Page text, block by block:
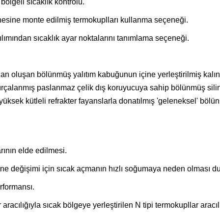
sıcaklık kontrolü.
monte edilmiş termokuplları kullanma seçeneği.
sıcaklık ayar noktalarını tanımlama seçeneği.
oluşan bölünmüş yalıtım kabuğunun içine yerleştirilmiş
paslanmaz çelik dış koruyucuya sahip bölünmüş
kütleli refrakter fayanslarla donatılmış 'geleneksel'
elde edilmesi.
değişimi için sıcak açmanın hızlı soğumaya neden olması
sıcak bölgeye yerleştirilen N tipi termokupllar